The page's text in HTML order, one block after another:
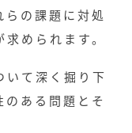
の課題に対処
められます。
いて深く掘り下
ある問題とそ